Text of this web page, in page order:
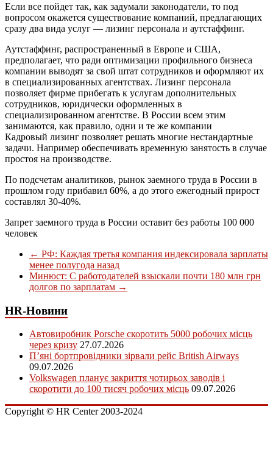
Если все пойдет так, как задумали законодатели, то под
вопросом окажется существование компаний, предлагающих
сразу два вида услуг — лизинг персонала и аутстаффинг.
Аутстаффинг, распространенный в Европе и США,
предполагает, что ради оптимизации профильного бизнеса
компании выводят за свой штат сотрудников и оформляют их
в специализированных агентствах. Лизинг персонала
позволяет фирме прибегать к услугам дополнительных
сотрудников, юридически оформленных в
специализированном агентстве. В России всем этим
занимаются, как правило, одни и те же компании
Кадровый лизинг позволяет решать многие нестандартные
задачи. Например обеспечивать временную занятость в случае
простоя на производстве.
По подсчетам аналитиков, рынок заемного труда в России в
прошлом году прибавил 60%, а до этого ежегодный прирост
составлял 30-40%.
Запрет заемного труда в России оставит без работы 100 000
человек
← РФ: Каждая третья компания индексировала зарплаты
менее полугода назад
Минюст: С работодателей взыскали почти 180 млн грн
долгов по зарплатам →
HR-Новини
Автовиробник Porsche скоротить 5000 робочих місць
через кризу 27.07.2026
П’яні бортпровідники зірвали рейс British Airways
09.07.2026
Volkswagen планує закриття чотирьох заводів і
скоротити до 100 тисяч робочих місць 09.07.2026
Copyright © HR Center 2003-2024